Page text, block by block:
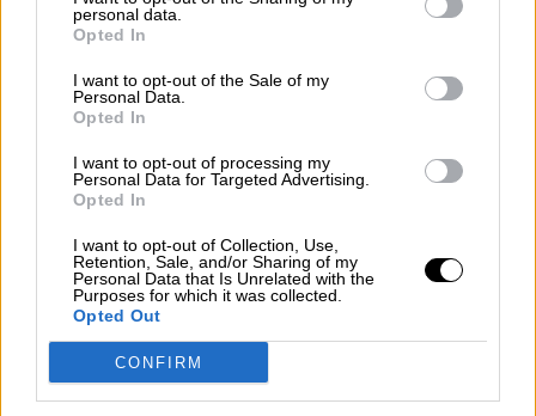
personal data.
Opted In
I want to opt-out of the Sale of my
Personal Data.
Opted In
I want to opt-out of processing my
Personal Data for Targeted Advertising.
Opted In
I want to opt-out of Collection, Use,
Retention, Sale, and/or Sharing of my
Personal Data that Is Unrelated with the
Purposes for which it was collected.
Opted Out
CONFIRM
es consciente del riesgo de
Geopolítica de Crisis
Suelta y confía
Por María Comesaña
Votantes y votados
Por Juan Manuel Beltrán
El Conflicto de Oriente Medio:
Un Nuevo Orden Autoritario
en Construcción